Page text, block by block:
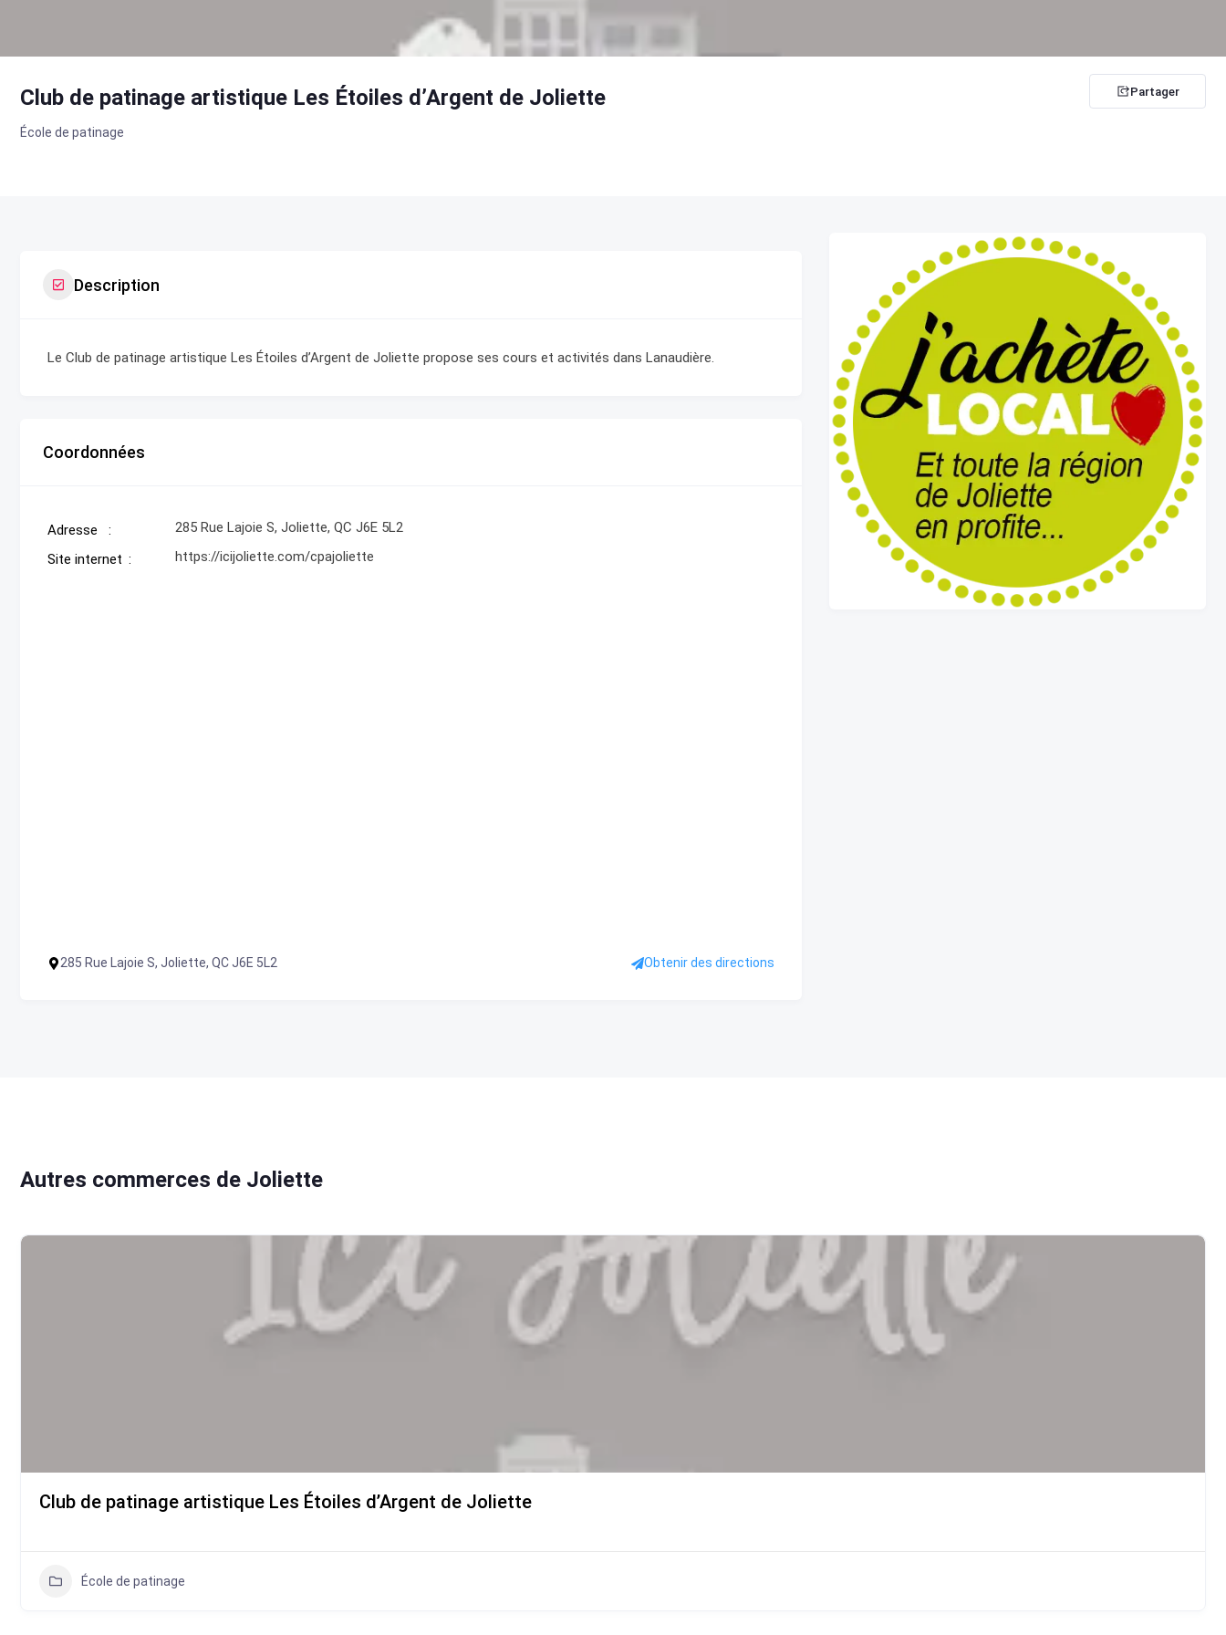
Club de patinage artistique Les Étoiles d’Argent de Joliette
École de patinage
Partager
Description
Le Club de patinage artistique Les Étoiles d’Argent de Joliette propose ses cours et activités dans Lanaudière.
Coordonnées
Adresse
285 Rue Lajoie S, Joliette, QC J6E 5L2
Site internet
https://icijoliette.com/cpajoliette
285 Rue Lajoie S, Joliette, QC J6E 5L2 Obtenir des directions
Autres commerces de Joliette
Club de patinage artistique Les Étoiles d’Argent de Joliette
École de patinage